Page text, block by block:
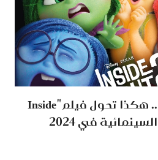
بعد 10 أيام من عرضه.. هكذا تحول فيلم "Inside
Out 2" لأنجح الأعمال السينمائية في 2024